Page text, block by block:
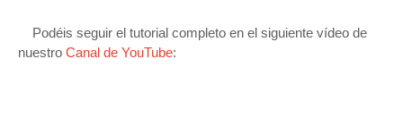
Podéis seguir el tutorial completo en el siguiente vídeo de
nuestro Canal de YouTube: